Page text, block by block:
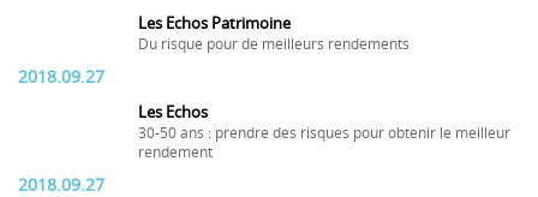
Les Echos Patrimoine
Du risque pour de meilleurs rendements
2018.09.27
Les Echos
30-50 ans : prendre des risques pour obtenir le meilleur
rendement
2018.09.27